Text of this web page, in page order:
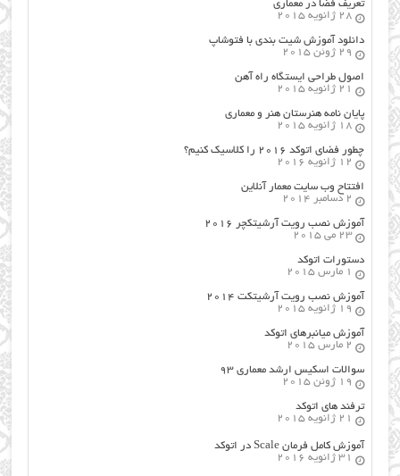
تعریف فضا در معماری
28 ژانویه 2015
دانلود آموزش شیت بندی با فتوشاپ
29 ژوئن 2015
اصول طراحي ایستگاه راه آهن
21 ژانویه 2015
پایان نامه هنرستان هنر و معماري
18 ژانویه 2015
چطور فضای اتوکد ۲۰۱۶ را کلاسیک کنیم؟
12 ژانویه 2016
افتتاح وب سایت معمار آنلاین
2 دسامبر 2014
آموزش نصب رویت آرشیتکچر ۲۰۱۶
23 می 2015
دستورات اتوکد
1 مارس 2015
آموزش نصب رویت آرشیتکت ۲۰۱۴
19 ژانویه 2015
آموزش میانبرهای اتوکد
2 مارس 2015
سوالات اسکیس ارشد معماری ۹۳
19 ژوئن 2015
ترفند های اتوکد
21 ژانویه 2015
آموزش کامل فرمان Scale در اتوکد
31 ژانویه 2016